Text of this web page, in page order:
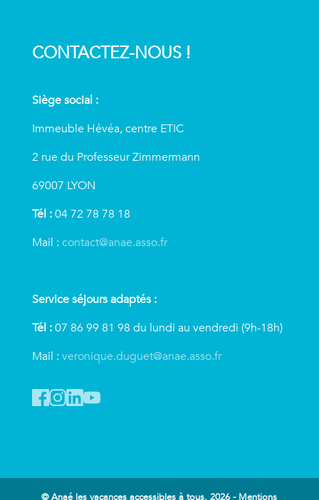
CONTACTEZ-NOUS !
Siège social :
Immeuble Hévéa, centre ETIC
2 rue du Professeur Zimmermann
69007 LYON
Tél :04 72 78 78 18
Mail : contact@anae.asso.fr
Service séjours adaptés :
Tél :07 86 99 81 98 du lundi au vendredi (9h-18h)
Mail : veronique.duguet@anae.asso.fr
© Anaé les vacances accessibles à tous, 2026 - Mentions